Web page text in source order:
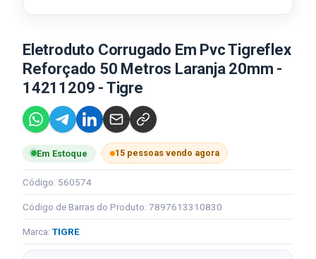
Eletroduto Corrugado Em Pvc Tigreflex
Reforçado 50 Metros Laranja 20mm -
14211209 - Tigre
Em Estoque 15 pessoas vendo agora
Código: 560574
Código de Barras do Produto: 7897613310830
Marca: TIGRE